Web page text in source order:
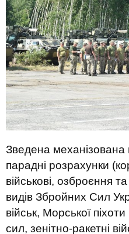
Зведена механізована
парадні розрахунки
військові, озброєння
видів Збройних Сил
військ, Морської
сил, зенітно-ракетні